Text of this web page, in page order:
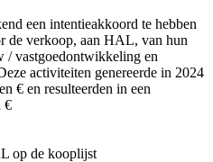
een intentieakkoord te hebben
de verkoop, aan HAL, van hun
/ vastgoedontwikkeling en
activiteiten genereerde in 2024
€ en resulteerden in een
€
op de kooplijst